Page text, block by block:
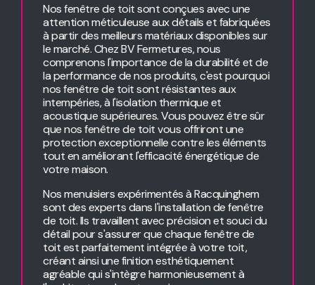
Nos fenêtre de toit sont conçues avec une
attention méticuleuse aux détails et fabriquées
à partir des meilleurs matériaux disponibles sur
le marché. Chez BV Fermetures, nous
comprenons l'importance de la durabilité et de
la performance de nos produits, c'est pourquoi
nos fenêtre de toit sont résistantes aux
intempéries, à l'isolation thermique et
acoustique supérieures. Vous pouvez être sûr
que nos fenêtre de toit vous offriront une
protection exceptionnelle contre les éléments
tout en améliorant l'efficacité énergétique de
votre maison.
Nos menuisiers expérimentés à Racquinghem
sont des experts dans l'installation de fenêtre
de toit. Ils travaillent avec précision et souci du
détail pour s'assurer que chaque fenêtre de
toit est parfaitement intégrée à votre toit,
créant ainsi une finition esthétiquement
agréable qui s'intègre harmonieusement à